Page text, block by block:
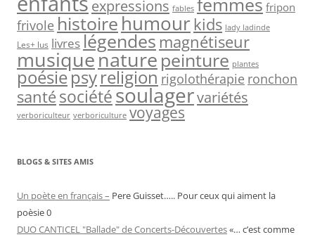
expressions fables fripon
frivole histoire humour kids lady ladinde
Les+ lus livreslégendes magnétiseur
musiquenature peinture plantes
poésiepsyreligion rigolothérapie ronchon
santésociétésoulagervariétés
verboriculteur verboriculture voyages
BLOGS & SITES AMIS
Un poète en français – Pere Guisset….. Pour ceux qui aiment la
poèsie 0
DUO CANTICEL "Ballade" de Concerts-Découvertes«… c’est comme